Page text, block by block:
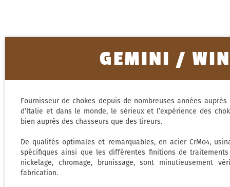
GEMINI /
Fournisseur de chokes depuis de nombreuses années
d’Italie et dans le monde, le sérieux et l’expérience des
bien auprès des chasseurs que des tireurs.
De qualités optimales et remarquables, en acier CrMo4,
spécifiques ainsi que les différentes finitions de
nickelage, chromage, brunissage, sont minutieusement
fabrication.